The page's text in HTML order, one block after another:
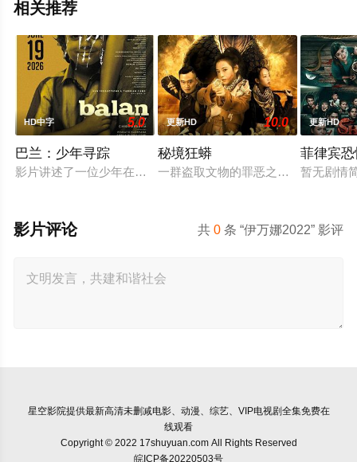
相关推荐
HD中字 5.0
巴兰：少年寻踪
影片讲述了一位少年在动荡的童年中长大，母亲又突然失踪后
更新HD 10.0
秘境狂蟒
一群盗取文物的罪恶之徒，在一次盗
更新HD
菲律宾
暂无剧情
共0 条 “伊万娜2022” 影评
影片评论
星空影院提供最新高清未删减电影、动漫、综艺、VIP电视剧全集免费在
线观看
Copyright © 2022 17shuyuan.com All Rights Reserved
皖ICP备20220503号